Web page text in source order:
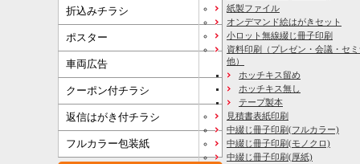
折込みチラシ
ポスター
車両広告
クーポン付チラシ
返信はがき付チラシ
フルカラー包装紙
紙製ファイル
オンデマンド絵はがきセット
小ロット無線綴じ冊子印刷
資料印刷
（プレゼン・会議・セ
他）
ホッチキス留め
ホッチキス無し
テープ製本
見積書表紙印刷
中綴じ冊子印刷(フルカラー)
中綴じ冊子印刷(モノクロ)
中綴じ冊子印刷(厚紙)